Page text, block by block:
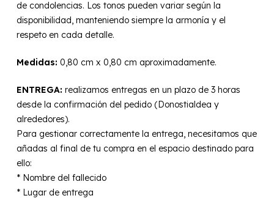
de condolencias. Los tonos pueden variar según la
disponibilidad, manteniendo siempre la armonía y el
respeto en cada detalle.
Medidas: 0,80 cm x 0,80 cm aproximadamente.
ENTREGA: realizamos entregas en un plazo de 3 horas
desde la confirmación del pedido (Donostialdea y
alrededores).
Para gestionar correctamente la entrega, necesitamos que
añadas al final de tu compra en el espacio destinado para
ello:
* Nombre del fallecido
* Lugar de entrega